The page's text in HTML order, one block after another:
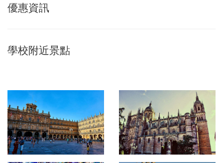
優惠資訊
學校附近景點